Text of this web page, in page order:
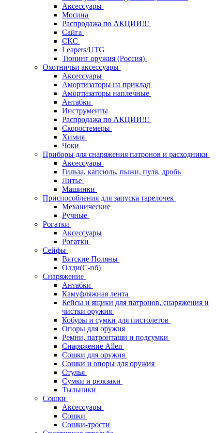
Аксессуары
Мосина
Распродажа по АКЦИИ!!!
Сайга
СКС
Leapers/UTG
Тюнинг оружия (Россия)
Охотничьи аксессуары
Аксессуары
Амортизаторы на приклад
Амортизаторы наплечные
Антабки
Инструменты
Распродажа по АКЦИИ!!!
Скоростемеры
Химия
Чоки
Приборы для снаряжения патронов и расходники
Аксессуары
Гильза, капсюль, пыжи, пуля, дробь
Литье
Машинки
Приспособления для запуска тарелочек
Механические
Ручные
Рогатки
Аксессуары
Рогатки
Сейфы
Вятские Поляны
Олди(С-пб)
Снаряжение
Антабки
Камуфляжная лента
Кейсы и ящики для патронов, снаряжения и
чистки оружия
Кобуры и сумки для пистолетов
Опоры для оружия
Ремни, патронташи и подсумки
Снаряжение Allen
Сошки для оружия
Сошки и опоры для оружия
Стулья
Сумки и рюкзаки
Тыльники
Сошки
Аксессуары
Сошки
Сошки-трости